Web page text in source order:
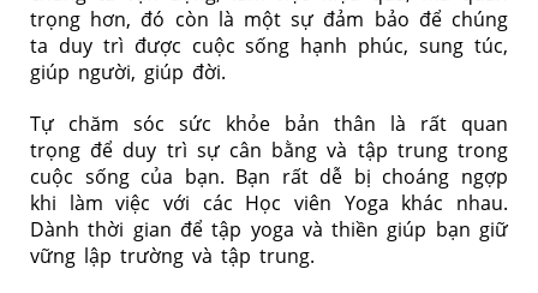
trọng hơn, đó còn là một sự đảm bảo để chúng
ta duy trì được cuộc sống hạnh phúc, sung túc,
giúp người, giúp đời.
Tự chăm sóc sức khỏe bản thân là rất quan
trọng để duy trì sự cân bằng và tập trung trong
cuộc sống của bạn. Bạn rất dễ bị choáng ngợp
khi làm việc với các Học viên Yoga khác nhau.
Dành thời gian để tập yoga và thiền giúp bạn giữ
vững lập trường và tập trung.